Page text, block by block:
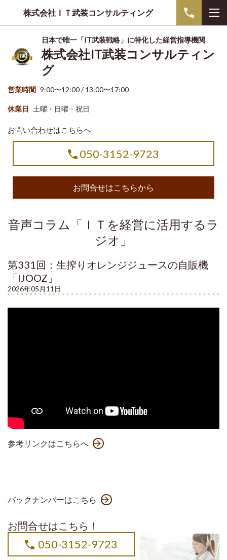
株式会社ＩＴ武装コンサルティング
日本で唯一「IT武装戦略」に特化した経営指導機関
株式会社IT武装コンサルティン
グ
営業時間 9:00〜12:00 / 13:00〜17:00
休業日 土曜・日曜・祝日
お問い合わせはこちらへ
050-3152-9723
お問合せはこちらから
音声コラム「ＩＴを経営に活用するラ
ジオ」
第331回： 生搾りオレンジジュースの自販機
「IJOOZ」
2026年05月11日
参考リンクはこちらへ
バックナンバーはこちら
お問合せはこちら！
050-3152-9723